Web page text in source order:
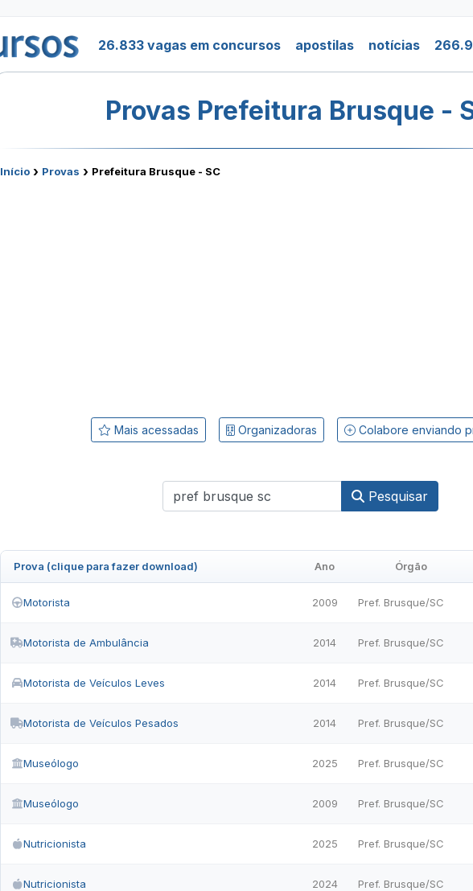
26.833 vagas em concursos apostilas notícias
Provas Prefeitura Brusque -
Início › Provas › Prefeitura Brusque - SC
Mais acessadas Organizadoras Colabore enviando
Pesquisar
Prova (clique para fazer download) Ano Órgão
Motorista 2009 Pref. Brusque/SC
Motorista de Ambulância 2014 Pref. Brusque/SC
Motorista de Veículos Leves 2014 Pref. Brusque/SC
Motorista de Veículos Pesados 2014 Pref. Brusque/SC
Museólogo 2025 Pref. Brusque/SC
Museólogo 2009 Pref. Brusque/SC
Nutricionista 2025 Pref. Brusque/SC
Nutricionista 2024 Pref. Brusque/SC